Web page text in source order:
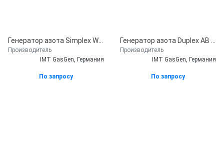
Генератор азота Simplex WC 42 EVO
Производитель
IMT GasGen, Германия
По запросу
Генератор азота Duplex AB 52 Evo
Производитель
IMT GasGen, Германия
По запросу